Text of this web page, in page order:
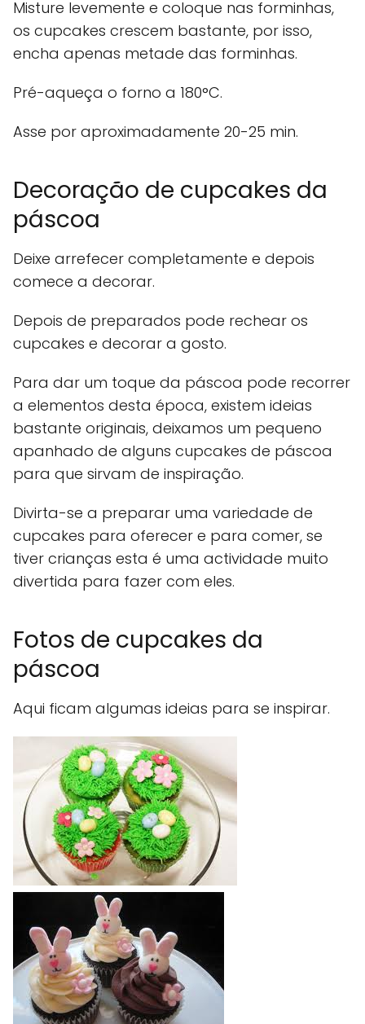
Misture levemente e coloque nas forminhas,
os cupcakes crescem bastante, por isso,
encha apenas metade das forminhas.
Pré-aqueça o forno a 180°C.
Asse por aproximadamente 20-25 min.
Decoração de cupcakes da
páscoa
Deixe arrefecer completamente e depois
comece a decorar.
Depois de preparados pode rechear os
cupcakes e decorar a gosto.
Para dar um toque da páscoa pode recorrer
a elementos desta época, existem ideias
bastante originais, deixamos um pequeno
apanhado de alguns cupcakes de páscoa
para que sirvam de inspiração.
Divirta-se a preparar uma variedade de
cupcakes para oferecer e para comer, se
tiver crianças esta é uma actividade muito
divertida para fazer com eles.
Fotos de cupcakes da
páscoa
Aqui ficam algumas ideias para se inspirar.